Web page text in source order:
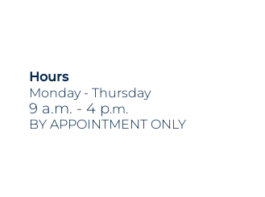
Hours
Monday - Thursday
9 a.m. - 4 p.m.
BY APPOINTMENT ONLY